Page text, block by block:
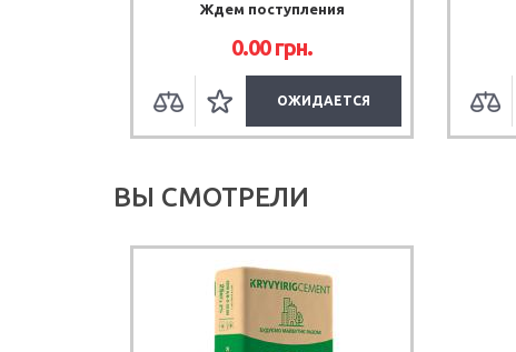
Ждем поступления
0.00грн.
ОЖИДАЕТСЯ
ВЫ СМОТРЕЛИ